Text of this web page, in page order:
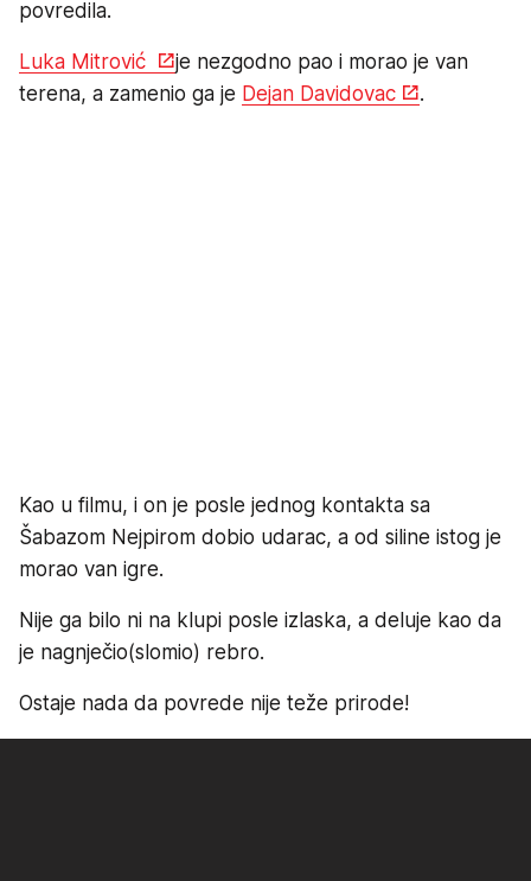
povredila.
Luka Mitrović
je nezgodno pao i morao je van
terena, a zamenio ga je Dejan Davidovac .
Kao u filmu, i on je posle jednog kontakta sa
Šabazom Nejpirom dobio udarac, a od siline istog je
morao van igre.
Nije ga bilo ni na klupi posle izlaska, a deluje kao da
je nagnječio(slomio) rebro.
Ostaje nada da povrede nije teže prirode!